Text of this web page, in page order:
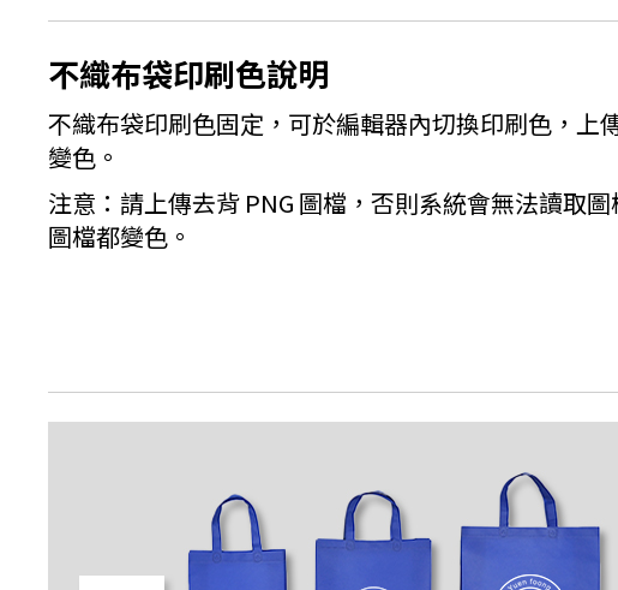
不織布袋印刷色說明
不織布袋印刷色固定，可於編輯器內切換印刷色，上
變色。
注意：請上傳去背 PNG 圖檔，否則系統會無法讀取
圖檔都變色。